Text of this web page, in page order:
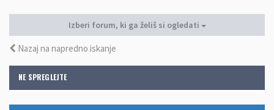
NE SPREGLEJTE
Izberi forum, ki ga želiš si ogledati
Nazaj na napredno iskanje